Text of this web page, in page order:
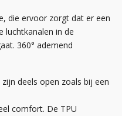
die ervoor zorgt dat er een
luchtkanalen in de
360° ademend
deels open zoals bij een
comfort. De TPU